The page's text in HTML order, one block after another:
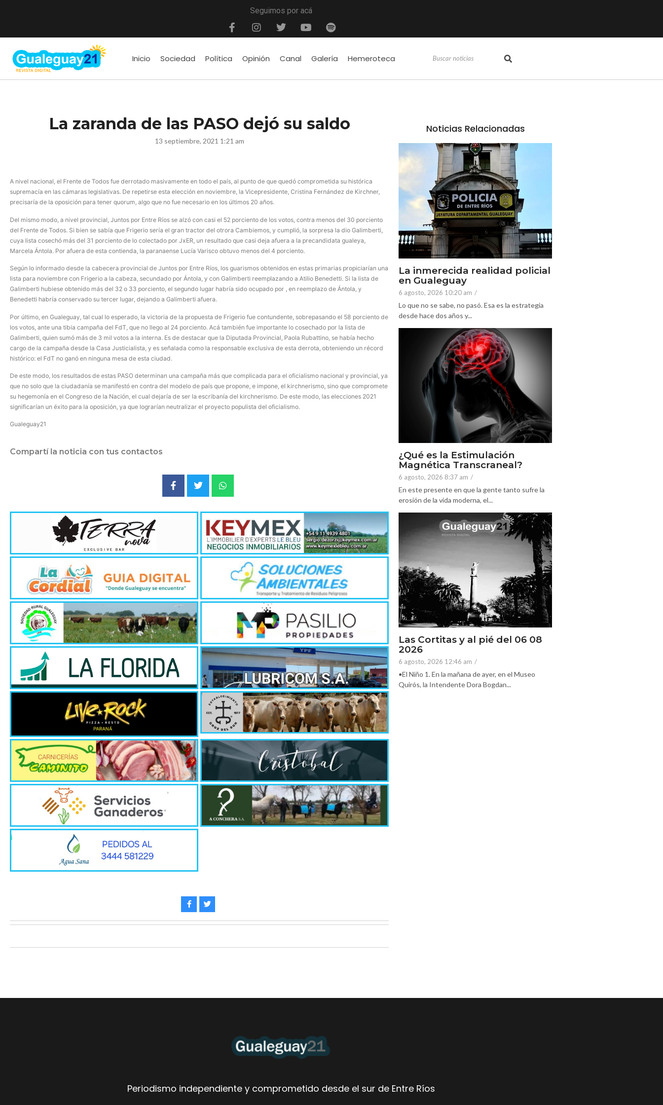
Seguimos por acá
Inicio Sociedad Política Opinión Canal Galería Hemeroteca
La zaranda de las PASO dejó su saldo
13 septiembre, 2021 1:21 am
A nivel nacional, el Frente de Todos fue derrotado masivamente en todo el país, al punto de que quedó comprometida su histórica
supremacía en las cámaras legislativas. De repetirse esta elección en noviembre, la Vicepresidente, Cristina Fernández de Kirchner,
precisaría de la oposición para tener quorum, algo que no fue necesario en los últimos 20 años.
Del mismo modo, a nivel provincial, Juntos por Entre Ríos se alzó con casi el 52 porciento de los votos, contra menos del 30 porciento
del Frente de Todos. Si bien se sabía que Frigerio sería el gran tractor del otrora Cambiemos, y cumplió, la sorpresa la dio Galimberti,
cuya lista cosechó más del 31 porciento de lo colectado por JxER, un resultado que casi deja afuera a la precandidata gualeya,
Marcela Ántola. Por afuera de esta contienda, la paranaense Lucía Varisco obtuvo menos del 4 porciento.
Según lo informado desde la cabecera provincial de Juntos por Entre Ríos, los guarismos obtenidos en estas primarias propiciarían una
lista para noviembre con Frigerio a la cabeza, secundado por Ántola, y con Galimberti reemplazando a Atilio Benedetti. Si la lista de
Galimberti hubiese obtenido más del 32 o 33 porciento, el segundo lugar habría sido ocupado por , en reemplazo de Ántola, y
Benedetti habría conservado su tercer lugar, dejando a Galimberti afuera.
Por último, en Gualeguay, tal cual lo esperado, la victoria de la propuesta de Frigerio fue contundente, sobrepasando el 58 porciento de
los votos, ante una tibia campaña del FdT, que no llego al 24 porciento. Acá también fue importante lo cosechado por la lista de
Galimberti, quien sumó más de 3 mil votos a la interna. Es de destacar que la Diputada Provincial, Paola Rubattino, se había hecho
cargo de la campaña desde la Casa Justicialista, y es señalada como la responsable exclusiva de esta derrota, obteniendo un récord
histórico: el FdT no ganó en ninguna mesa de esta ciudad.
De este modo, los resultados de estas PASO determinan una campaña más que complicada para el oficialismo nacional y provincial, ya
que no solo que la ciudadanía se manifestó en contra del modelo de país que propone, e impone, el kirchnerismo, sino que compromete
su hegemonía en el Congreso de la Nación, el cual dejaría de ser la escribanía del kirchnerismo. De este modo, las elecciones 2021
significarían un éxito para la oposición, ya que lograrían neutralizar el proyecto populista del oficialismo.
Gualeguay21
Compartí la noticia con tus contactos
Noticias Relacionadas
La inmerecida realidad policial
en Gualeguay
6 agosto, 2026 10:20 am /
Lo que no se sabe, no pasó. Esa es la estrategia
desde hace dos años y...
¿Qué es la Estimulación
Magnética Transcraneal?
6 agosto, 2026 8:37 am /
En este presente en que la gente tanto sufre la
erosión de la vida moderna, el...
Las Cortitas y al pié del 06 08
2026
6 agosto, 2026 12:46 am /
•El Niño 1. En la mañana de ayer, en el Museo
Quirós, la Intendente Dora Bogdan...
Periodismo independiente y comprometido desde el sur de Entre Ríos